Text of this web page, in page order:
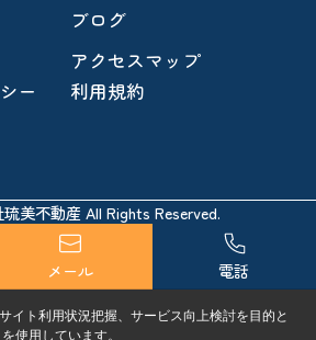
ブログ
アクセスマップ
ー
利用規約
美不動産 All Rights Reserved.
メール 電話
イト利用状況把握、サービス向上検討を目的と
使用しています。